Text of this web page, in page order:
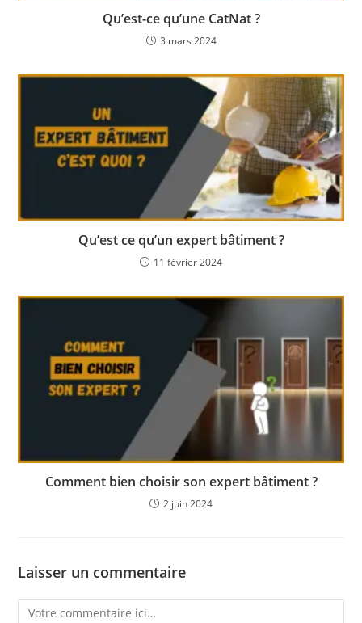
Qu’est-ce qu’une CatNat ?
3 mars 2024
Qu’est ce qu’un expert bâtiment ?
11 février 2024
Comment bien choisir son expert bâtiment ?
2 juin 2024
Laisser un commentaire